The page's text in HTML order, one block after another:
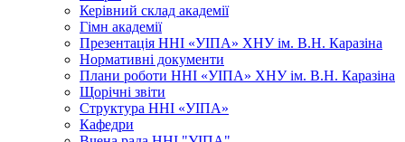
Керівний склад академії
Гімн академії
Презентація ННІ «УІПА» ХНУ ім. В.Н. Каразіна
Нормативні документи
Плани роботи ННІ «УІПА» ХНУ ім. В.Н. Каразіна
Щорічні звіти
Структура ННІ «УІПА»
Кафедри